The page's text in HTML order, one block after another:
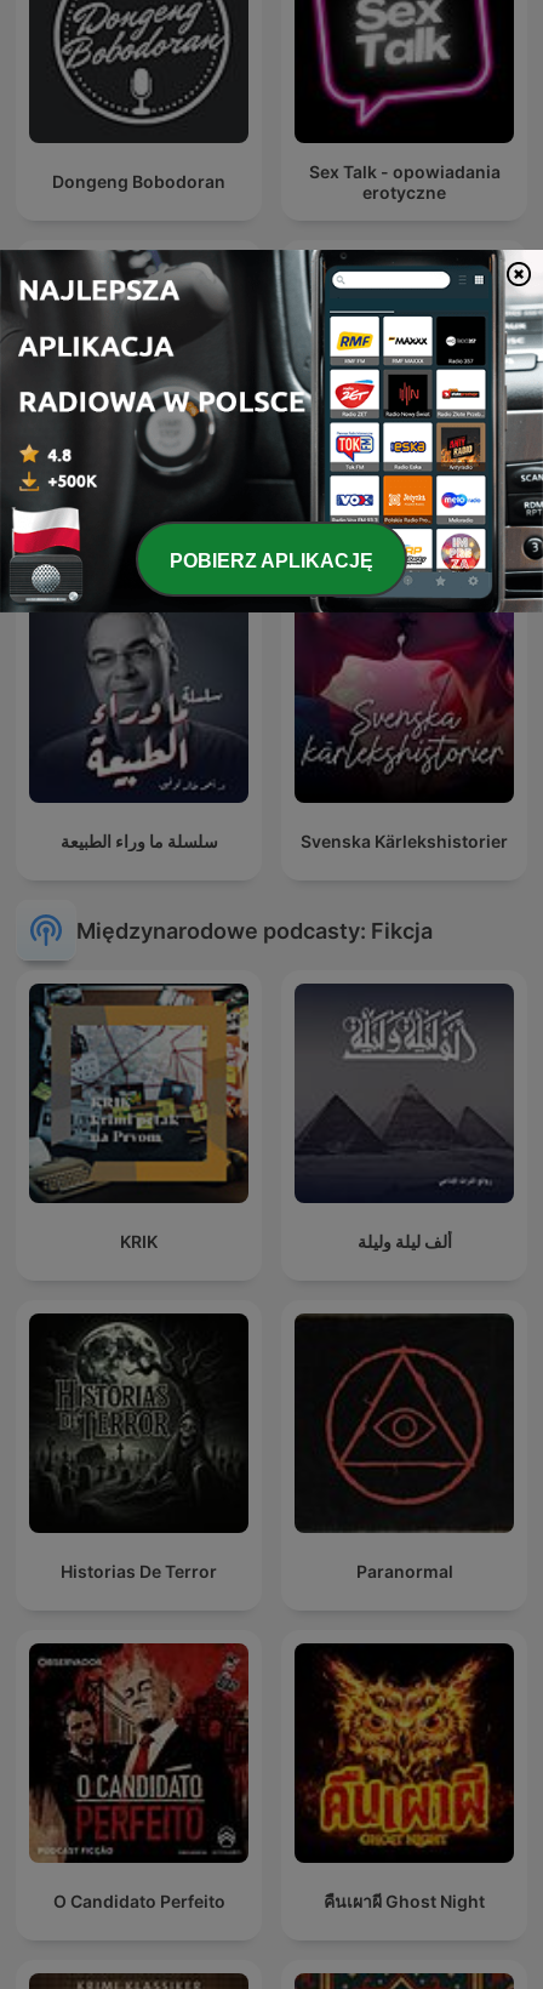
Dongeng Bobodoran
Sex Talk - opowiadania
erotyczne
Podcast na dobranoc
Sitio Bangungot - Pinoy
Horror Stories for Sleep
Podcast
سلسلة ما وراء الطبيعة Svenska Kärlekshistorier
Międzynarodowe podcasty: Fikcja
KRIK ألف ليلة وليلة
Historias De Terror Paranormal
O Candidato Perfeito คืนเผาผี Ghost Night
POBIERZ APLIKACJĘ